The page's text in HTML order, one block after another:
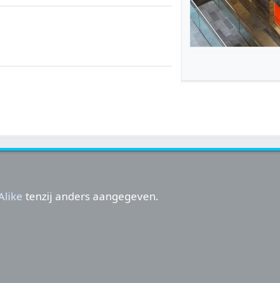
tenzij anders aangegeven.